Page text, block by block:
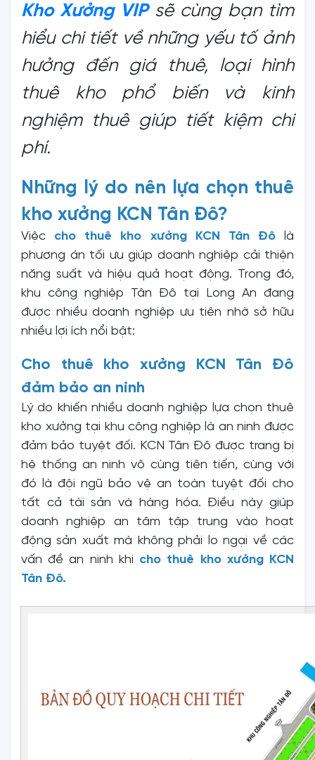
Kho Xưởng VIPsẽ cùng bạn tìm
hiểu chi tiết về những yếu tố ảnh
hưởng đến giá thuê, loại hình
thuê kho phổ biến và kinh
nghiệm thuê giúp tiết kiệm chi
phí.
Những lý do nên lựa chọn thuê
kho xưởng KCN Tân Đô?
Việc cho thuê kho xưởng KCN Tân Đôlà
phương án tối ưu giúp doanh nghiệp cải thiện
năng suất và hiệu quả hoạt động. Trong đó,
khu công nghiệp Tân Đô tại Long An đang
được nhiều doanh nghiệp ưu tiên nhờ sở hữu
nhiều lợi ích nổi bật:
Cho thuê kho xưởng KCN Tân Đô
đảm bảo an ninh
Lý do khiến nhiều doanh nghiệp lựa chọn thuê
kho xưởng tại khu công nghiệp là an ninh được
đảm bảo tuyệt đối. KCN Tân Đô được trang bị
hệ thống an ninh vô cùng tiên tiến, cùng với
đó là đội ngũ bảo vệ an toàn tuyệt đối cho
tất cả tài sản và hàng hóa. Điều này giúp
doanh nghiệp an tâm tập trung vào hoạt
động sản xuất mà không phải lo ngại về các
vấn đề an ninh khi cho thuê kho xưởng KCN
Tân Đô.